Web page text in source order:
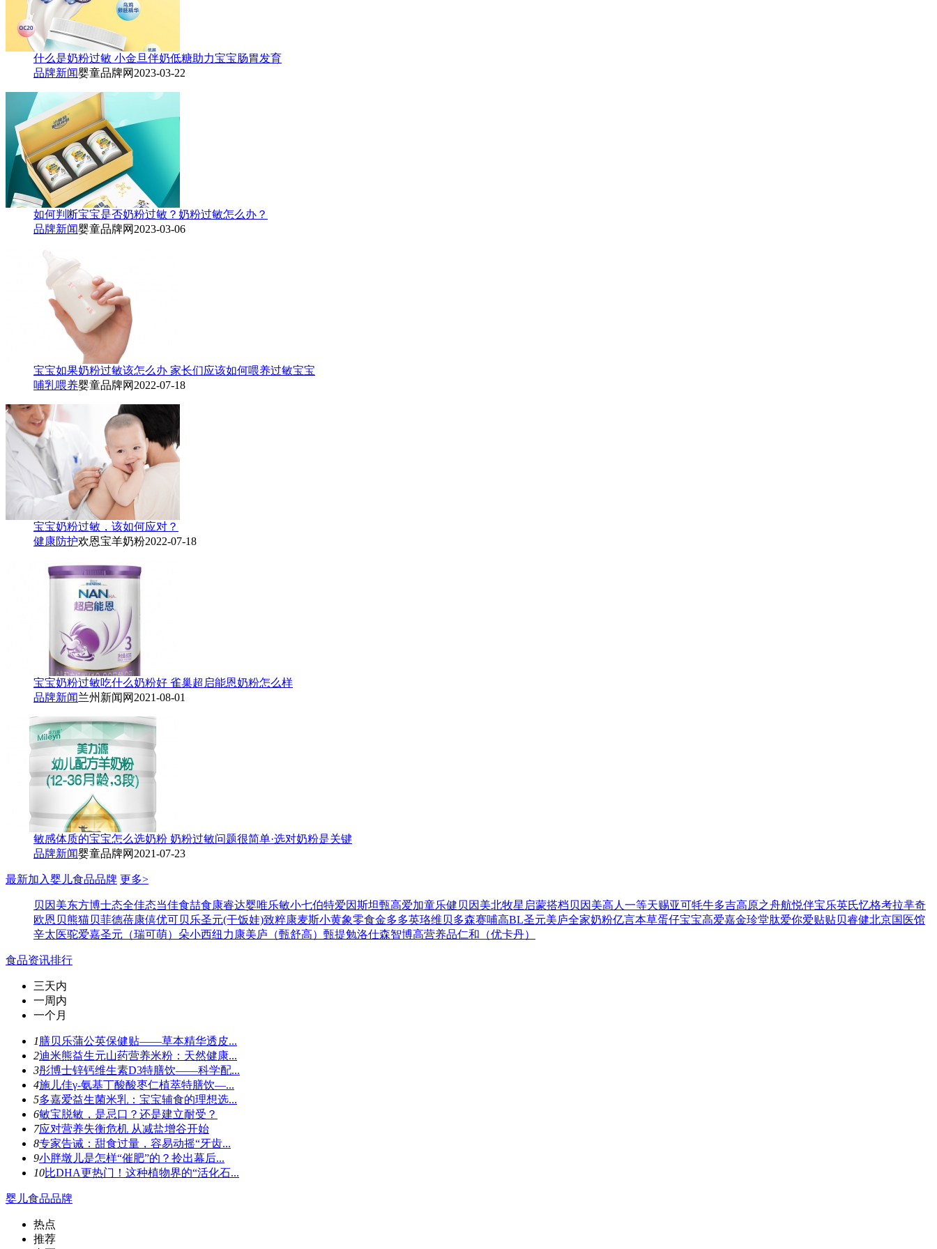
什么是奶粉过敏 小金旦伴奶低糖助力宝宝肠胃发育
品牌新闻婴童品牌网 2023-03-22
如何判断宝宝是否奶粉过敏？奶粉过敏怎么办？
品牌新闻婴童品牌网 2023-03-06
宝宝如果奶粉过敏该怎么办 家长们应该如何喂养过敏宝宝
哺乳喂养婴童品牌网 2022-07-18
宝宝奶粉过敏，该如何应对？
健康防护欢恩宝羊奶粉2022-07-18
宝宝奶粉过敏吃什么奶粉好 雀巢超启能恩奶粉怎么样
品牌新闻兰州新闻网 2021-08-01
敏感体质的宝宝怎么选奶粉 奶粉过敏问题很简单·选对奶粉是关键
品牌新闻婴童品牌网 2021-07-23
最新加入婴儿食品品牌 更多>
贝因美东方博士态全佳态当佳食喆食康睿达婴唯乐敏小七伯特爱因斯坦甄高爱加童乐健贝因美北牧星 启蒙搭档贝因美高人一等天赐亚可牦牛多吉高原之舟航悦伴宝乐英氏忆格考拉芈奇
欧恩贝熊猫贝菲德蓓康僖优可贝乐圣元(干饭娃)致粹康麦斯小黄象零食金多多英珞维贝多森赛哺高BL圣元美庐全家奶粉亿言本草蛋仔宝宝高爱嘉金珍堂肽爱你爱贴贴贝睿健北京国医馆
辛太医驼爱嘉圣元（瑞可萌） 朵小西纽力康美庐（甄舒高） 甄提勉洛仕森智博高营养品仁和（优卡丹）
食品资讯排行
三天内
一周内
一个月
1膳贝乐蒲公英保健贴——草本精华透皮...
2迪米熊益生元山药营养米粉：天然健康...
3彤博士锌钙维生素D3特膳饮——科学配...
4施儿佳γ-氨基丁酸酸枣仁植萃特膳饮—...
5多嘉爱益生菌米乳：宝宝辅食的理想选...
6敏宝脱敏，是忌口？还是建立耐受？
7应对营养失衡危机 从减盐增谷开始
8专家告诫：甜食过量，容易动摇“牙齿...
9小胖墩儿是怎样“催肥”的？拎出幕后...
10比DHA更热门！这种植物界的“活化石...
婴儿食品品牌
热点
推荐